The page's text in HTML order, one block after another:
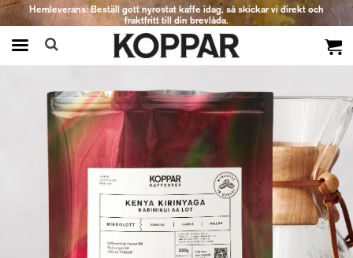
Hemleverans: Beställ gott nyrostat kaffe idag, så skickar vi direkt och
fraktfritt till din brevlåda.